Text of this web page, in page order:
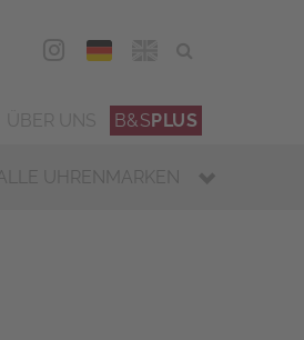
DEU
B&SPLUS
ALLE UHRENMARKEN